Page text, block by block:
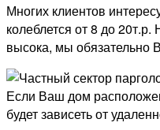
Многих клиентов
колеблется от 8 до
высока, мы обязательно
Если Ваш дом
будет зависеть от